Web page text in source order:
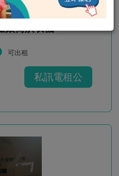
滾筒烘衣機
可出租
私訊電租公